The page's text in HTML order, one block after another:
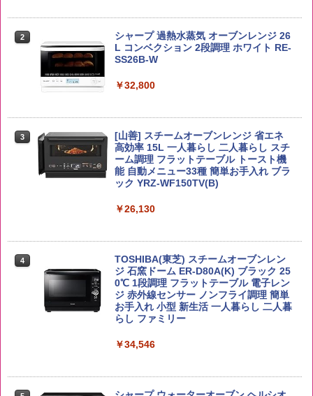
5kg 長野県産 令和7年産
￥3,980
【在庫処分価格】ももたろう印 無洗米 5
kg 業務用 お米マイスターブレンド
￥2,680
￥3,396
by Amazon 新潟県産 新潟のお米 無洗米
2
角瓶 2700ml サントリー ウイスキー ハ
イボール 大容量
3
角ハイボール 350ml×24本 サントリー ウ
イスキー ハイボール 缶
￥4,939
容量 4リットル
￥4,345
白州 Story of the Distillery 2026 化粧箱
￥20,000
麺 小腹 インスタント アウトドアにも ロ
ーリングストック 大人買い おやつカン
パニー
￥1,451
3
国分 tabete だし麺 千葉県産はまぐりだ
し 塩らーめん 108g×10袋 保存食 備蓄
￥2,323
らに塩分控えめ 78g×12個
￥2,989
家系醤油豚骨 3食パック 130g×3食
￥341
2
シャープ 過熱水蒸気 オーブンレンジ 26
L コンベクション 2段調理 ホワイト RE-
SS26B-W
￥32,800
3
[山善] スチームオーブンレンジ 省エネ
高効率 15L 一人暮らし 二人暮らし スチ
ーム調理 フラットテーブル トースト機
能 自動メニュー33種 簡単お手入れ ブラ
ック YRZ-WF150TV(B)
￥26,130
4
TOSHIBA(東芝) スチームオーブンレン
ジ 石窯ドーム ER-D80A(K) ブラック 25
0℃ 1段調理 フラットテーブル 電子レン
ジ 赤外線センサー ノンフライ調理 簡単
お手入れ 小型 新生活 一人暮らし 二人暮
らし ファミリー
￥34,546